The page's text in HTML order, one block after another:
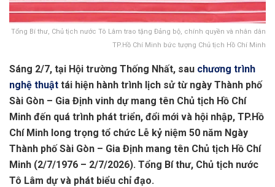
Tổng Bí thư, Chủ tịch nước Tô Lâm trao tặng Đảng bộ, chính quyền và nhân dân
TP.Hồ Chí Minh bức tượng Chủ tịch Hồ Chí Minh
Sáng 2/7, tại Hội trường Thống Nhất, sau chương trình
nghệ thuật tái hiện hành trình lịch sử từ ngày Thành phố
Sài Gòn – Gia Định vinh dự mang tên Chủ tịch Hồ Chí
Minh đến quá trình phát triển, đổi mới và hội nhập, TP.Hồ
Chí Minh long trọng tổ chức Lễ kỷ niệm 50 năm Ngày
Thành phố Sài Gòn – Gia Định mang tên Chủ tịch Hồ Chí
Minh (2/7/1976 – 2/7/2026). Tổng Bí thư, Chủ tịch nước
Tô Lâm dự và phát biểu chỉ đạo.